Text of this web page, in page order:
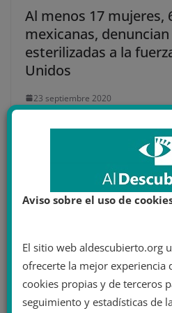
Al menos 17 mujeres,
mexicanas,
esterilizadas a la
Unidos
23 septiembre 2020
Aviso sobre el uso de
El sitio web aldescubierto.org
ofrecerte la mejor experiencia
cookies propias y de terceros
seguimiento y estadísticas de